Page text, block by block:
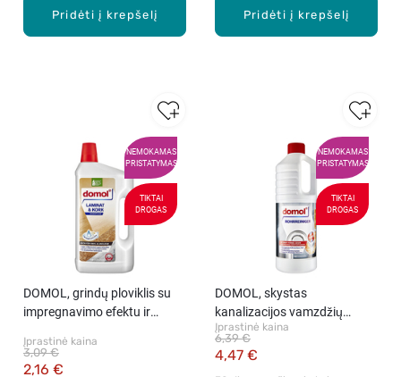
Pridėti į krepšelį Pridėti į krepšelį
NEMOKAMAS
PRISTATYMAS
TIKTAI
DROGAS
DOMOL, grindų ploviklis su
impregnavimo efektu ir
Įprastinė kaina
2,16 €
3,09 €
NEMOKAMAS
PRISTATYMAS
TIKTAI
DROGAS
DOMOL, skystas
kanalizacijos vamzdžių
valiklis, 1 l
Įprastinė kaina
4,47 €
6,39 €